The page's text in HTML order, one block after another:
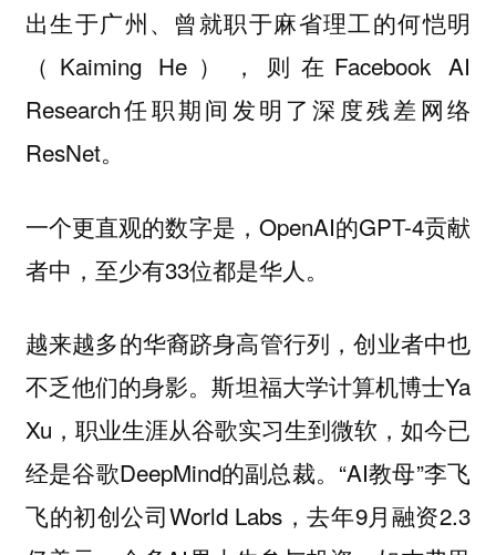
出生于广州、曾就职于麻省理工的何恺明
（Kaiming He），则在Facebook AI
Research任职期间发明了深度残差网络
ResNet。
一个更直观的数字是，OpenAI的GPT-4贡献
者中，至少有33位都是华人。
越来越多的华裔跻身高管行列，创业者中也
不乏他们的身影。斯坦福大学计算机博士Ya
Xu，职业生涯从谷歌实习生到微软，如今已
经是谷歌DeepMind的副总裁。“AI教母”李飞
飞的初创公司World Labs，去年9月融资2.3